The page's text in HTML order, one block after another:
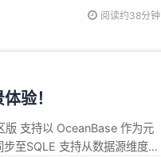
文章介绍 Apache Doris 与各
阅读约38分钟
验！
版 支持以 OceanBase 作为元
至SQLE 支持从数据源维度聚